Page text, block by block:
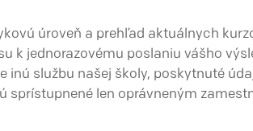
úroveň a prehľad aktuálnych
k jednorazovému poslaniu vášho
službu našej školy, poskytnuté
len oprávneným